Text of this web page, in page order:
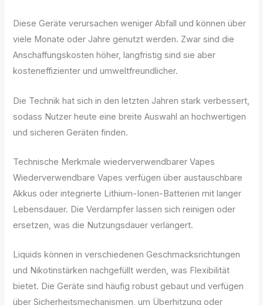
Diese Geräte verursachen weniger Abfall und können über
viele Monate oder Jahre genutzt werden. Zwar sind die
Anschaffungskosten höher, langfristig sind sie aber
kosteneffizienter und umweltfreundlicher.
Die Technik hat sich in den letzten Jahren stark verbessert,
sodass Nutzer heute eine breite Auswahl an hochwertigen
und sicheren Geräten finden.
Technische Merkmale wiederverwendbarer Vapes
Wiederverwendbare Vapes verfügen über austauschbare
Akkus oder integrierte Lithium-Ionen-Batterien mit langer
Lebensdauer. Die Verdampfer lassen sich reinigen oder
ersetzen, was die Nutzungsdauer verlängert.
Liquids können in verschiedenen Geschmacksrichtungen
und Nikotinstärken nachgefüllt werden, was Flexibilität
bietet. Die Geräte sind häufig robust gebaut und verfügen
über Sicherheitsmechanismen, um Überhitzung oder